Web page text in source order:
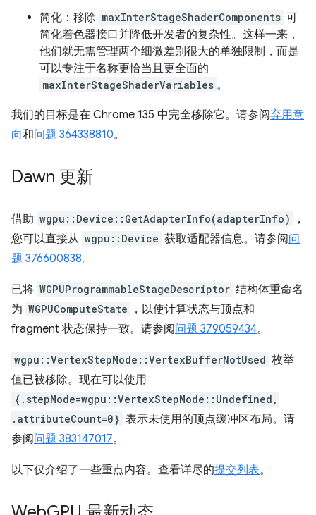
简化：移除 maxInterStageShaderComponents 可
简化着色器接口并降低开发者的复杂性。这样一来，
他们就无需管理两个细微差别很大的单独限制，而是
可以专注于名称更恰当且更全面的
maxInterStageShaderVariables 。
我们的目标是在 Chrome 135 中完全移除它。请参阅弃用意
向和问题 364338810。
Dawn 更新
借助 wgpu::Device::GetAdapterInfo(adapterInfo)
，
您可以直接从 wgpu::Device 获取适配器信息。请参阅问
题 376600838。
已将 WGPUProgrammableStageDescriptor 结构体重命名
为 WGPUComputeState
，以使计算状态与顶点和
fragment 状态保持一致。请参阅问题 379059434。
wgpu::VertexStepMode::VertexBufferNotUsed 枚举
值已被移除。现在可以使用
{.stepMode=wgpu::VertexStepMode::Undefined,
.attributeCount=0} 表示未使用的顶点缓冲区布局。请
参阅问题 383147017。
以下仅介绍了一些重点内容。查看详尽的提交列表。